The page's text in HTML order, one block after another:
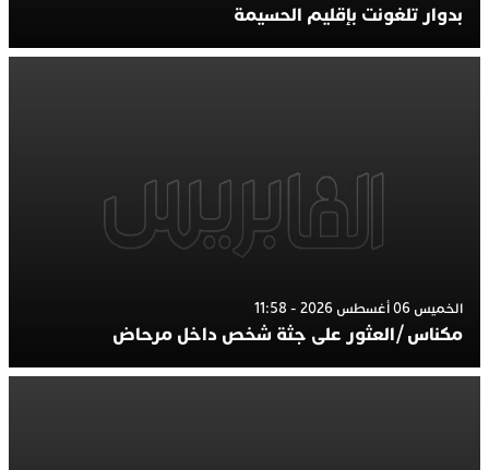
بدوار تلغونت بإقليم الحسيمة
الخميس 06 أغسطس 2026 - 11:58
مكناس /العثور على جثة شخص داخل مرحاض